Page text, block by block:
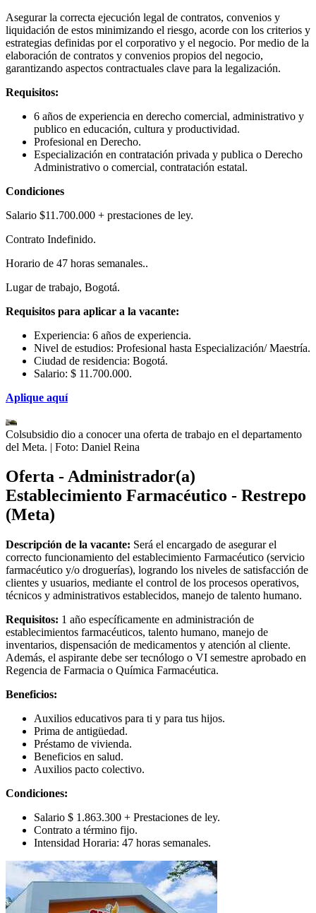
Asegurar la correcta ejecución legal de contratos, convenios y
liquidación de estos minimizando el riesgo, acorde con los criterios y
estrategias definidas por el corporativo y el negocio. Por medio de la
elaboración de contratos y convenios propios del negocio,
garantizando aspectos contractuales clave para la legalización.
Requisitos:
6 años de experiencia en derecho comercial, administrativo y
publico en educación, cultura y productividad.
Profesional en Derecho.
Especialización en contratación privada y publica o Derecho
Administrativo o comercial, contratación estatal.
Condiciones
Salario $11.700.000 + prestaciones de ley.
Contrato Indefinido.
Horario de 47 horas semanales..
Lugar de trabajo, Bogotá.
Requisitos para aplicar a la vacante:
Experiencia: 6 años de experiencia.
Nivel de estudios: Profesional hasta Especialización/ Maestría.
Ciudad de residencia: Bogotá.
Salario: $ 11.700.000.
Aplique aquí
Colsubsidio dio a conocer una oferta de trabajo en el departamento
del Meta. | Foto: Daniel Reina
Oferta - Administrador(a)
Establecimiento Farmacéutico - Restrepo
(Meta)
Descripción de la vacante: Será el encargado de asegurar el
correcto funcionamiento del establecimiento Farmacéutico (servicio
farmacéutico y/o droguerías), logrando los niveles de satisfacción de
clientes y usuarios, mediante el control de los procesos operativos,
técnicos y administrativos establecidos, manejo de talento humano.
Requisitos: 1 año específicamente en administración de
establecimientos farmacéuticos, talento humano, manejo de
inventarios, dispensación de medicamentos y atención al cliente.
Además, el aspirante debe ser tecnólogo o VI semestre aprobado en
Regencia de Farmacia o Química Farmacéutica.
Beneficios:
Auxilios educativos para ti y para tus hijos.
Prima de antigüedad.
Préstamo de vivienda.
Beneficios en salud.
Auxilios pacto colectivo.
Condiciones:
Salario $ 1.863.300 + Prestaciones de ley.
Contrato a término fijo.
Intensidad Horaria: 47 horas semanales.